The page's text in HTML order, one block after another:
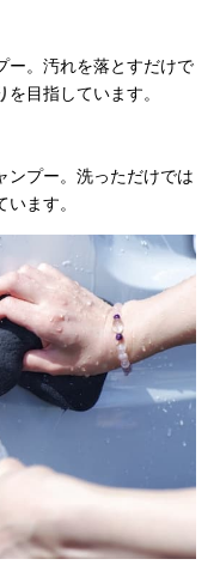
ー。汚れを落とすだけで
を目指しています。
ンプー。洗っただけでは
ます。